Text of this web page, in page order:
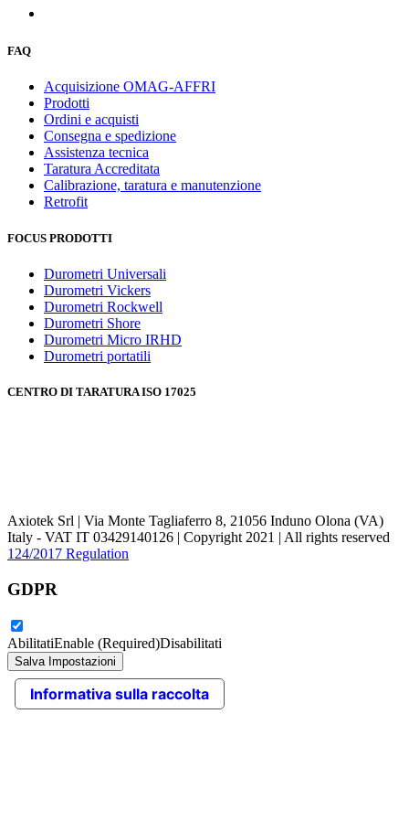
FAQ
Acquisizione OMAG-AFFRI
Prodotti
Ordini e acquisti
Consegna e spedizione
Assistenza tecnica
Taratura Accreditata
Calibrazione, taratura e manutenzione
Retrofit
FOCUS PRODOTTI
Durometri Universali
Durometri Vickers
Durometri Rockwell
Durometri Shore
Durometri Micro IRHD
Durometri portatili
CENTRO DI TARATURA ISO 17025
Axiotek Srl | Via Monte Tagliaferro 8, 21056 Induno Olona (VA)
Italy - VAT IT 03429140126 | Copyright 2021 | All rights reserved
124/2017 Regulation
GDPR
AbilitatiEnable (Required)Disabilitati
Informativa sulla raccolta